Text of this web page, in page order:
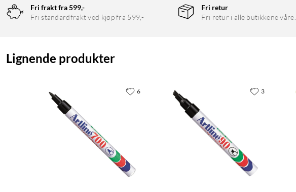
Fri frakt fra 599,-
Fri standardfrakt ved kjøp fra 599,-
Fri retur
Fri retur i alle butikkene våre.
Lignende produkter
6 3